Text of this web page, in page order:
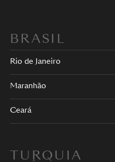
BRASIL
Rio de Janeiro
Maranhão
Ceará
TURQUIA